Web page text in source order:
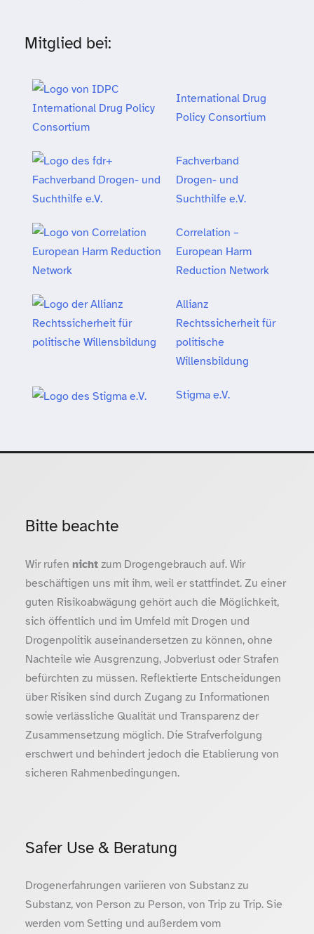
Mitglied bei:
International Drug
Policy Consortium
Fachverband
Drogen- und
Suchthilfe e.V.
Correlation –
European Harm
Reduction Network
Allianz
Rechtssicherheit für
politische
Willensbildung
Stigma e.V.
Bitte beachte
Wir rufen nichtzum Drogengebrauch auf. Wir
beschäftigen uns mit ihm, weil er stattfindet. Zu einer
guten Risikoabwägung gehört auch die Möglichkeit,
sich öffentlich und im Umfeld mit Drogen und
Drogenpolitik auseinandersetzen zu können, ohne
Nachteile wie Ausgrenzung, Jobverlust oder Strafen
befürchten zu müssen. Reflektierte Entscheidungen
über Risiken sind durch Zugang zu Informationen
sowie verlässliche Qualität und Transparenz der
Zusammensetzung möglich. Die Strafverfolgung
erschwert und behindert jedoch die Etablierung von
sicheren Rahmenbedingungen.
Safer Use & Beratung
Drogenerfahrungen variieren von Substanz zu
Substanz, von Person zu Person, von Trip zu Trip. Sie
werden vom Setting und außerdem vom